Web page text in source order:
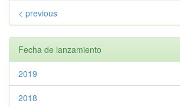
< previous
Fecha de lanzamiento
2019
2018